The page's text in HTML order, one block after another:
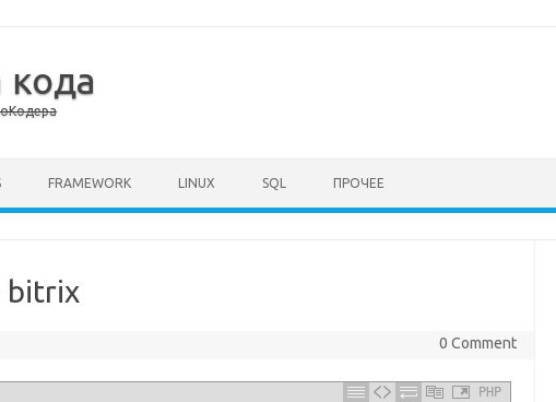
кода
FRAMEWORK LINUX SQL ПРОЧЕЕ
bitrix
0 Comment
PHP